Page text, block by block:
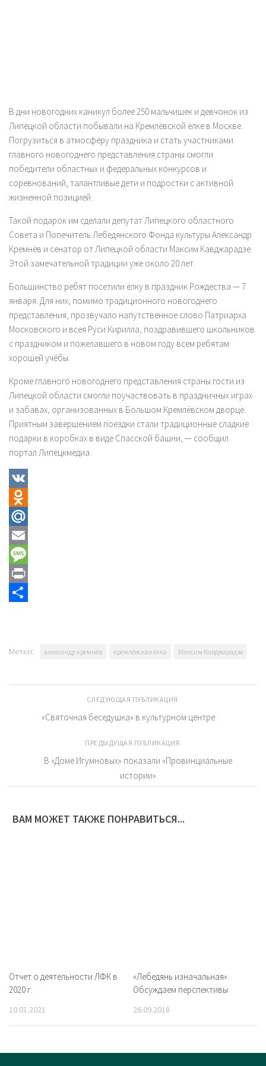
В дни новогодних каникул более 250 мальчишек и девчонок из
Липецкой области побывали на Кремлёвской ёлке в Москве.
Погрузиться в атмосферу праздника и стать участниками
главного новогоднего представления страны смогли
победители областных и федеральных конкурсов и
соревнований, талантливые дети и подростки с активной
жизненной позицией.
Такой подарок им сделали депутат Липецкого областного
Совета и Попечитель Лебедянского Фонда культуры Александр
Кремнёв и сенатор от Липецкой области Максим Кавджарадзе.
Этой замечательной традиции уже около 20 лет.
Большинство ребят посетили ёлку в праздник Рождества — 7
января. Для них, помимо традиционного новогоднего
представления, прозвучало напутственное слово Патриарха
Московского и всея Руси Кирилла, поздравившего школьников
с праздником и пожелавшего в новом году всем ребятам
хорошей учёбы.
Кроме главного новогоднего представления страны гости из
Липецкой области смогли поучаствовать в праздничных играх
и забавах, организованных в Большом Кремлёвском дворце.
Приятным завершением поездки стали традиционные сладкие
подарки в коробках в виде Спасской башни, — сообщил
портал Липецкмедиа.
VK
Odnoklassniki
Mail.Ru
Email
Message
Print
Метки: александр кремнёв кремлёвская ёлка Максим Кавджарадзе
СЛЕДУЮЩАЯ ПУБЛИКАЦИЯ
«Святочная беседушка» в культурном центре
ПРЕДЫДУЩАЯ ПУБЛИКАЦИЯ
В «Доме Игумновых» показали «Провинциальные
истории»
ВАМ МОЖЕТ ТАКЖЕ ПОНРАВИТЬСЯ...
Отчет о деятельности ЛФК в
2020 г.
10.01.2021
«Лебедянь изначальная».
Обсуждаем перспективы
26.09.2018